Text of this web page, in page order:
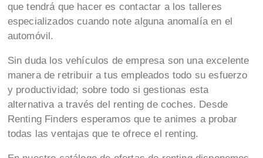
que tendrá que hacer es contactar a los talleres
especializados cuando note alguna anomalía en el
automóvil.
Sin duda los vehículos de empresa son una excelente
manera de retribuir a tus empleados todo su esfuerzo
y productividad; sobre todo si gestionas esta
alternativa a través del renting de coches. Desde
Renting Finders esperamos que te animes a probar
todas las ventajas que te ofrece el renting.